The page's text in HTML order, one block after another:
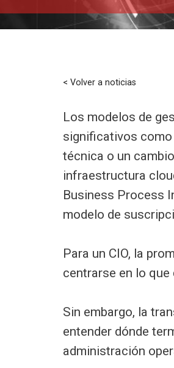
< Volver a noticias
Los modelos de
significativos como
técnica o un
infraestructura
Business Process
modelo de
Para un CIO, la
centrarse en lo
Sin embargo, la
entender dónde
administración